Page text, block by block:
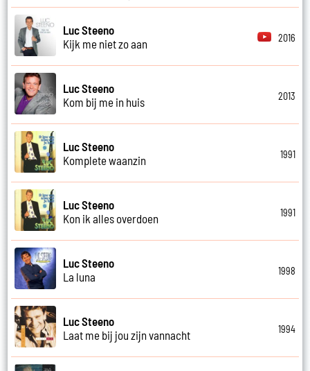
Luc Steeno
Kijk me niet zo aan
2016
Luc Steeno
Kom bij me in huis
2013
Luc Steeno
Komplete waanzin
1991
Luc Steeno
Kon ik alles overdoen
1991
Luc Steeno
La luna
1998
Luc Steeno
Laat me bij jou zijn vannacht
1994